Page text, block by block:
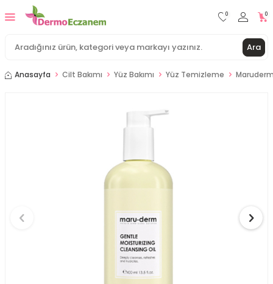
Ara
0 0
Anasayfa Cilt Bakımı Yüz Bakımı Yüz Temizleme